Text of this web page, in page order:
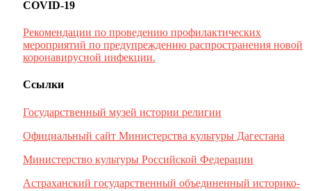
COVID-19
Рекомендации по проведению профилактических
мероприятий по предупреждению распространения новой
коронавирусной инфекции.
Ссылки
Государственный музей истории религии
Официальный сайт Министерства культуры Дагестана
Министерство культуры Российской Федерации
Астраханский государственный объединенный историко-